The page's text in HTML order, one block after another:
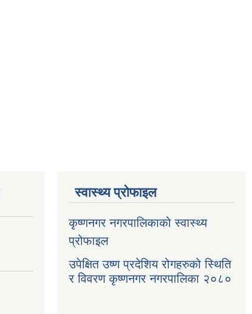
स्वास्थ्य प्रोफाइल
कृष्णनगर नगरपालिकाको स्वास्थ्य
प्रोफाइल
उपेक्षित उष्ण प्रदेशिय रोगहरुको स्थिति
र विवरण कृष्णनगर नगरपालिका २०८०